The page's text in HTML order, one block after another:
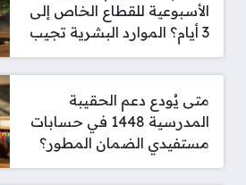
الأسبوعية للقطاع الخاص إلى
3 أيام؟ الموارد البشرية تجيب
متى يُودع دعم الحقيبة
المدرسية 1448 في حسابات
مستفيدي الضمان المطور؟